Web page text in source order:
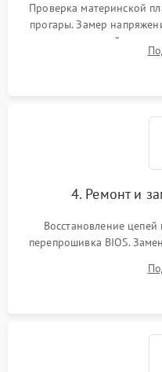
Проверка материнской
прогары. Замер
оперативной
диагностического ПО
4. Ремонт и
Восстановление
перепрошивка BIOS.
видеокарты,
восстановления и